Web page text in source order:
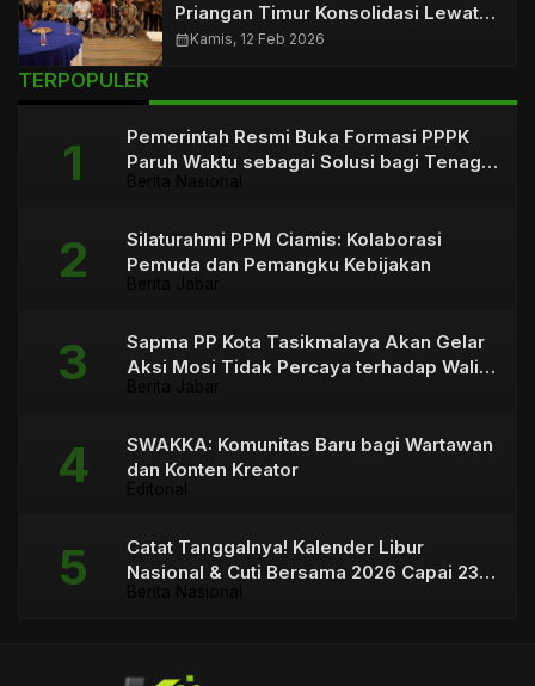
Priangan Timur Konsolidasi Lewat
SWAKKA
calendar_monthKamis, 12 Feb 2026
TERPOPULER
Pemerintah Resmi Buka Formasi PPPK
Paruh Waktu sebagai Solusi bagi Tenaga
Silaturahmi PPM Ciamis: Kolaborasi
Pemuda dan Pemangku Kebijakan
Sapma PP Kota Tasikmalaya Akan Gelar
Aksi Mosi Tidak Percaya terhadap Wali
SWAKKA: Komunitas Baru bagi Wartawan
dan Konten Kreator
Catat Tanggalnya! Kalender Libur
Nasional & Cuti Bersama 2026 Capai 23